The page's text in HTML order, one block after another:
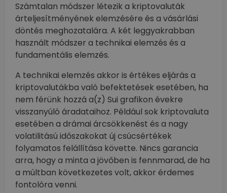
Számtalan módszer létezik a kriptovaluták
árteljesítményének elemzésére és a vásárlási
döntés meghozatalára. A két leggyakrabban
használt módszer a technikai elemzés és a
fundamentális elemzés.
A technikai elemzés akkor is értékes eljárás a
kriptovalutákba való befektetések esetében, ha
nem férünk hozzá a(z) Sui grafikon évekre
visszanyúló áradataihoz. Például sok kriptovaluta
esetében a drámai árcsökkenést és a nagy
volatilitású időszakokat új csúcsértékek
folyamatos felállítása követte. Nincs garancia
arra, hogy a minta a jövőben is fennmarad, de ha
a múltban következetes volt, akkor érdemes
fontolóra venni.